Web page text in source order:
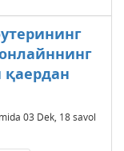
қаердан
03 Dek, 18 savol